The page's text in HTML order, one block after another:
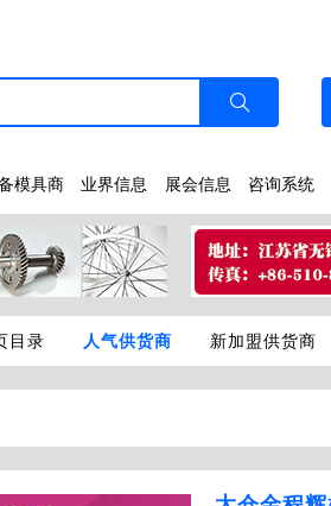
模具商 业界信息 展会信息 咨询系统
目录 人气供货商 新加盟供货商